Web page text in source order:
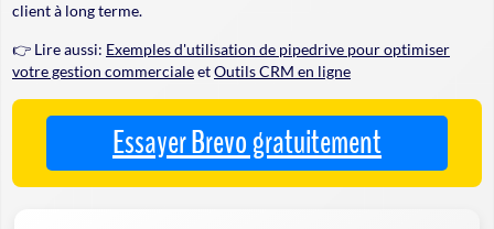
client à long terme.
👉 Lire aussi: Exemples d'utilisation de pipedrive pour optimiser
votre gestion commercialeetOutils CRM en ligne
Essayer Brevo gratuitement